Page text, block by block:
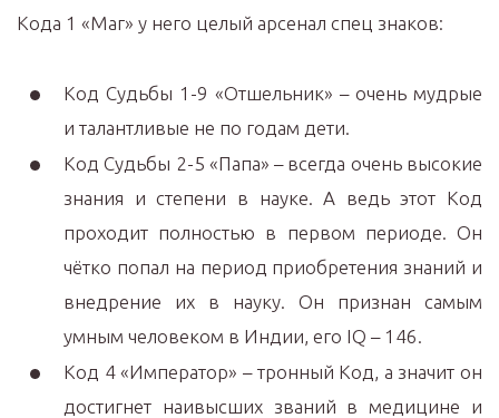
Кода 1 «Маг» у него целый арсенал спец знаков:
Код Судьбы 1-9 «Отшельник» – очень мудрые
и талантливые не по годам дети.
Код Судьбы 2-5 «Папа» – всегда очень высокие
знания и степени в науке. А ведь этот Код
проходит полностью в первом периоде. Он
чётко попал на период приобретения знаний и
внедрение их в науку. Он признан самым
умным человеком в Индии, его IQ – 146.
Код 4 «Император» – тронный Код, а значит он
достигнет наивысших званий в медицине и